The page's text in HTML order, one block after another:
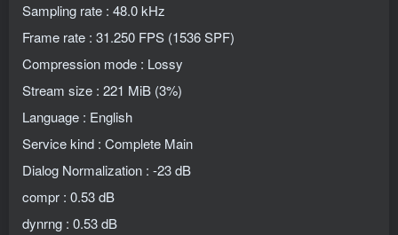
Sampling rate : 48.0 kHz
Frame rate : 31.250 FPS (1536 SPF)
Compression mode : Lossy
Stream size : 221 MiB (3%)
Language : English
Service kind : Complete Main
Dialog Normalization : -23 dB
compr : 0.53 dB
dynrng : 0.53 dB